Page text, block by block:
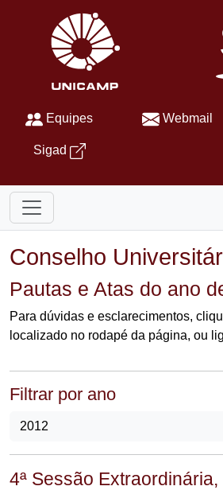
Equipes Webmail
Sigad
Conselho
Pautas e Atas do ano
Para dúvidas e esclarecimentos,
localizado no rodapé da página, ou
Filtrar por ano
2012
4ª Sessão